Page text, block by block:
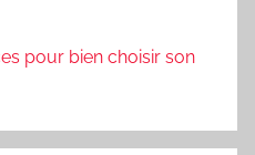
pour bien choisir son